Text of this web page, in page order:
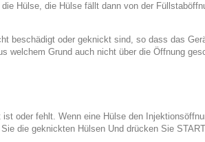
Hülse, die Hülse fällt dann von der
beschädigt oder geknickt sind, so dass das
welchem Grund auch nicht über die Öffnung
oder fehlt. Wenn eine Hülse den
die geknickten Hülsen Und drücken Sie